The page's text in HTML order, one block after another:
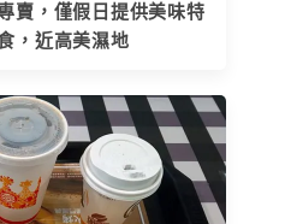
賣，僅假日提供美味特
，近高美濕地